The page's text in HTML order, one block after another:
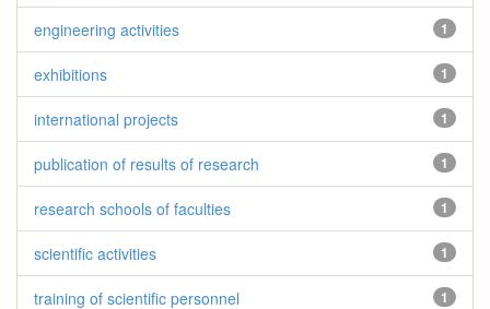
1
engineering activities
1
exhibitions
1
international projects
1
publication of results of research
1
research schools of faculties
1
scientific activities
1
training of scientific personnel